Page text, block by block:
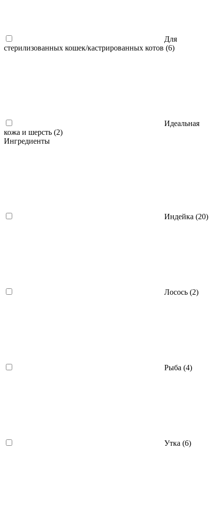
Для
стерилизованных кошек/кастрированных котов (6)
Идеальная
кожа и шерсть (2)
Ингредиенты
Индейка (20)
Лосось (2)
Рыба (4)
Утка (6)